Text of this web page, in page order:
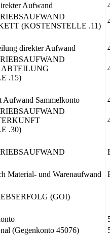
Aufwand
(KOSTENSTELLE .11)
direkter Aufwand
.15)
Aufwand Sammelkonto
.30)
Material- und Warenaufwand
(GOI)
(Gegenkonto 45076)